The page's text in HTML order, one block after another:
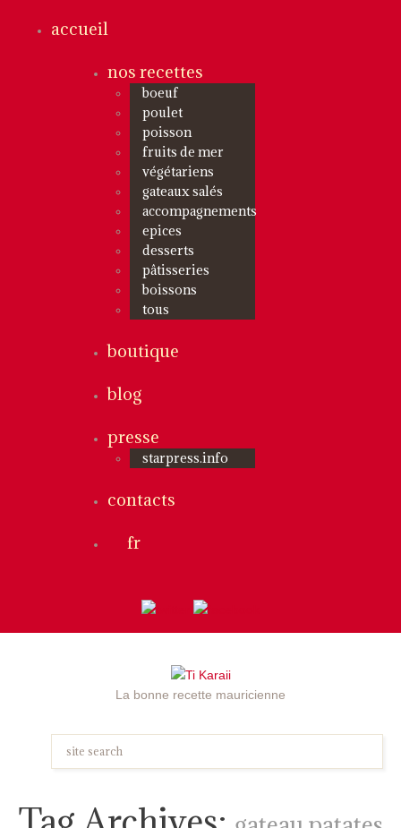
accueil
nos recettes
boeuf
poulet
poisson
fruits de mer
végétariens
gateaux salés
accompagnements
epices
desserts
pâtisseries
boissons
tous
boutique
blog
presse
starpress.info
contacts
fr
La bonne recette mauricienne